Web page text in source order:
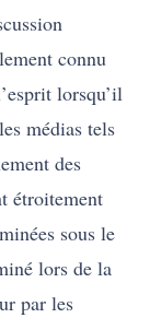
connu
lorsqu’il
médias tels
des
étroitement
sous le
lors de la
par les